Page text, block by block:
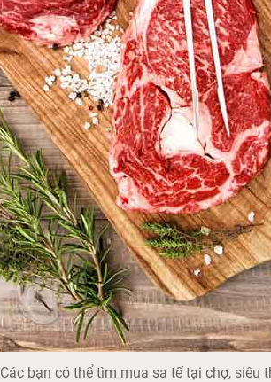
Các bạn có thể tìm mua sa tế tại chợ, siêu